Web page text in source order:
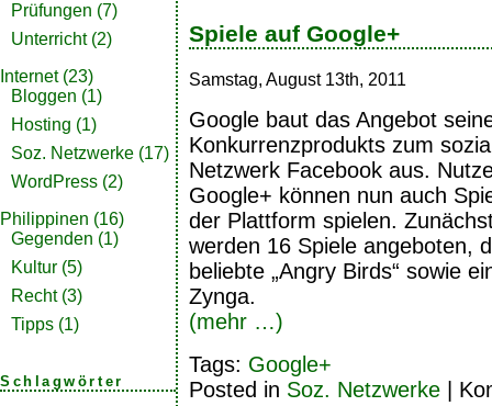
Prüfungen (7)
Unterricht(2)
Internet(23)
Bloggen (1)
Hosting (1)
Soz. Netzwerke (17)
WordPress (2)
Philippinen (16)
Gegenden (1)
Kultur (5)
Recht(3)
Tipps (1)
Schlagwörter
Spiele auf Google+
Samstag, August 13th, 2011
Google baut das Angebot
Konkurrenzprodukts zum
Netzwerk Facebook aus.
Google+ können nun auch
der Plattform spielen.
werden 16 Spiele angeboten,
beliebte „Angry Birds“ sowie
Zynga.
(mehr …)
Tags: Google+
Posted in Soz. Netzwerke